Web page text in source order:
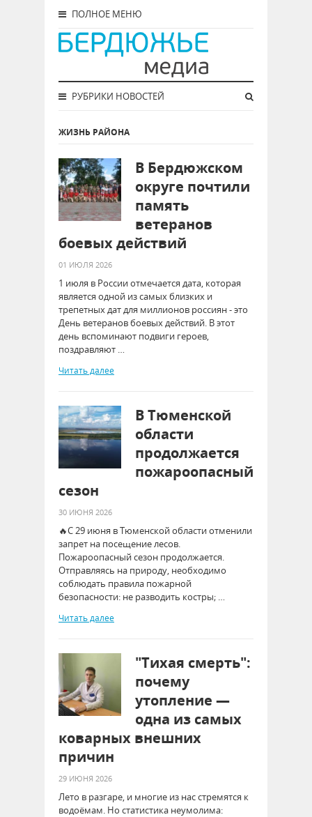
ПОЛНОЕ МЕНЮ
РУБРИКИ НОВОСТЕЙ
ЖИЗНЬ РАЙОНА
В Бердюжском
округе почтили
память
ветеранов
боевых действий
01 ИЮЛЯ 2026
1 июля в России отмечается дата, которая
является одной из самых близких и
трепетных дат для миллионов россиян - это
День ветеранов боевых действий. В этот
день вспоминают подвиги героев,
поздравляют …
Читать далее
В Тюменской
области
продолжается
пожароопасный
сезон
30 ИЮНЯ 2026
🔥С 29 июня в Тюменской области отменили
запрет на посещение лесов.
Пожароопасный сезон продолжается.
Отправляясь на природу, необходимо
соблюдать правила пожарной
безопасности: не разводить костры; …
Читать далее
"Тихая смерть":
почему
утопление —
одна из самых
коварных внешних
причин
29 ИЮНЯ 2026
Лето в разгаре, и многие из нас стремятся к
водоёмам. Но статистика неумолима: